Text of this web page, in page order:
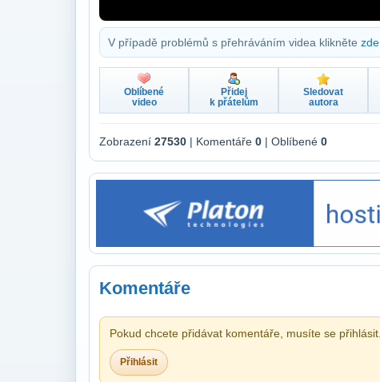
V případě problémů s přehráváním videa klikněte zde
Oblíbené
video
Přidej
k přátelům
Sledovat
autora
Zobrazení 27530 | Komentáře 0 | Oblíbené 0
Komentáře
Pokud chcete přidávat komentáře, musíte se přihlásit.
Přihlásit